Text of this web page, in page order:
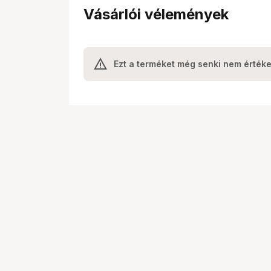
Vásárlói vélemények
Ezt a terméket még senki nem